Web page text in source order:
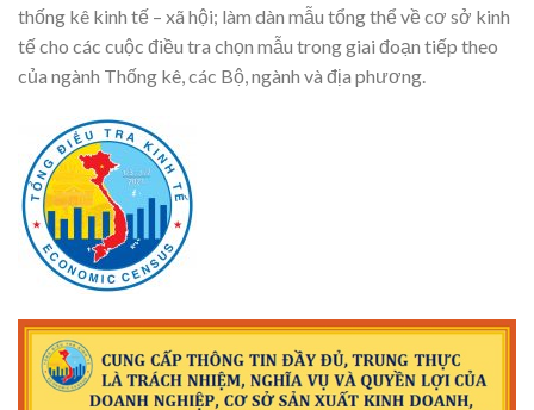
thống kê kinh tế – xã hội; làm dàn mẫu tổng thể về cơ sở kinh
tế cho các cuộc điều tra chọn mẫu trong giai đoạn tiếp theo
của ngành Thống kê, các Bộ, ngành và địa phương.